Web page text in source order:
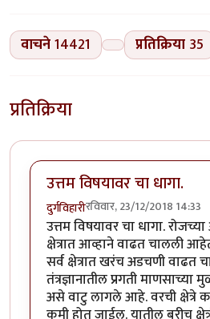
वाचने14421 प्रतिक्रिया 35
प्रतिक्रिया
उत्तम विषयावर चा धागा.
दुर्गविहारीरविवार, 23/12/2018 14:33
उत्तम विषयावर चा धागा.
क्षेत्रात आव्हाने वाढत चालली
सर्व क्षेत्रात खरंच अडचणी वाढत
तंत्रज्ञानातील प्रगती
असे वाटु लागले आहे. वरची क्षेत्रे